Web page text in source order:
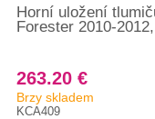
Horní uložení
Forester 2010-
263.20 €
Brzy skladem
KCA409